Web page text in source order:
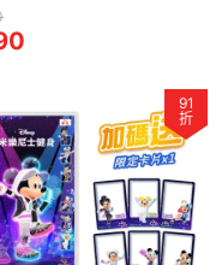
(鑰匙卡)●加碼贈隨機遊戲
91
折